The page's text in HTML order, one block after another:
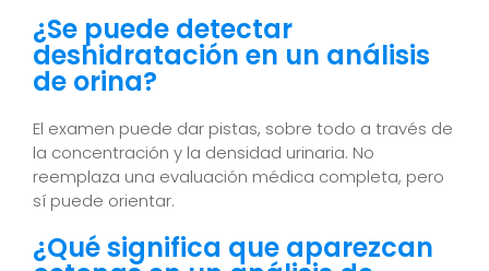
¿Se puede detectar
deshidratación en un análisis
de orina?
El examen puede dar pistas, sobre todo a través de
la concentración y la densidad urinaria. No
reemplaza una evaluación médica completa, pero
sí puede orientar.
¿Qué significa que aparezcan